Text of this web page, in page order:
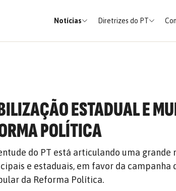
Notícias Diretrizes do PT
ESTADUAL E
POLÍTICA
do PT está articulando uma grande
e estaduais, em favor da campanha
da Reforma Política.